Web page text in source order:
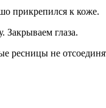
прикрепился к коже.
Закрываем глаза.
ресницы не